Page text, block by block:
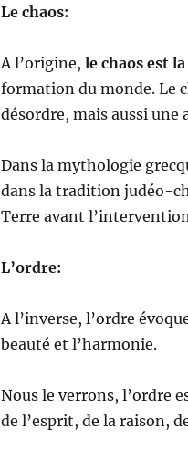
Le chaos:
A l’origine, le chaos est
formation du monde. Le
désordre, mais aussi une
Dans la mythologie
dans la tradition judéo-
Terre avant
L’ordre:
A l’inverse, l’ordre
beauté et l’harmonie.
Nous le verrons, l’ordre
de l’esprit, de la raison,